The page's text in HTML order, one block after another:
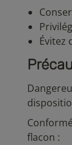
Évitez
flacon :